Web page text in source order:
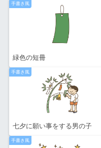
手書き風
緑色の短冊
手書き風
七夕に願い事をする男の子
手書き風